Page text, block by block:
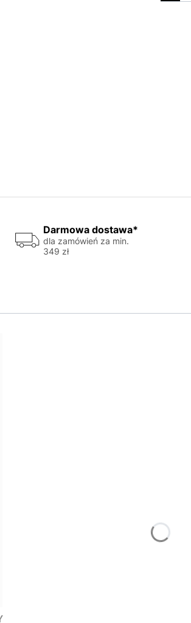
Darmowa dostawa*
dla zamówień za min.
349 zł